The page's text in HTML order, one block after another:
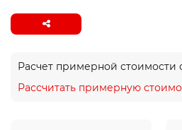
Расчет примерной стоимости
Рассчитать примерную